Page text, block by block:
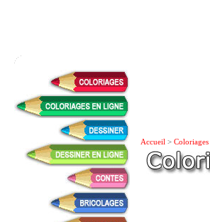
Accueil > Coloriages